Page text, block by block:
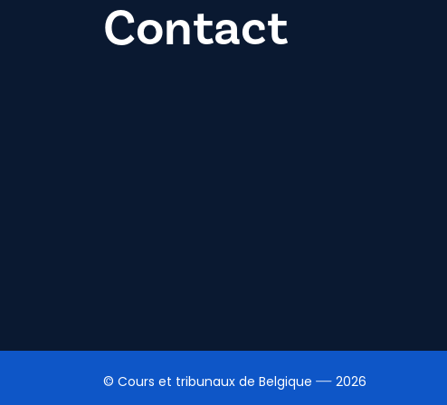
Contact
© Cours et tribunaux de Belgique 2026